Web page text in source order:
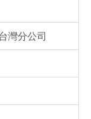
灣分公司